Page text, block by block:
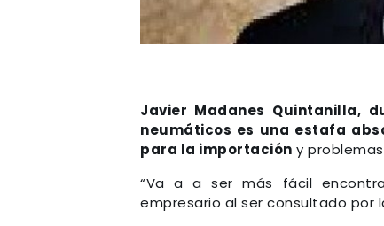
Javier Madanes Quintanilla,
neumáticos es una estafa
para la importación y
“Va a a ser más fácil
empresario al ser consultado por